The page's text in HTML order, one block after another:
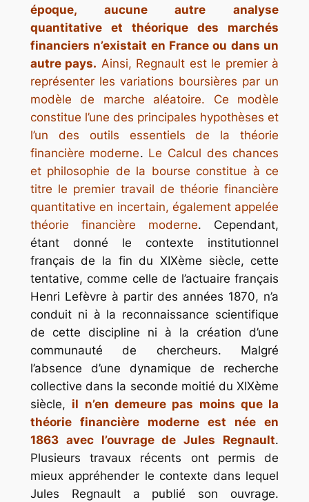
époque, aucune autre analyse
quantitative et théorique des marchés
financiers n’existait en France ou dans un
autre pays. Ainsi, Regnault est le premier à
représenter les variations boursières par un
modèle de marche aléatoire. Ce modèle
constitue l’une des principales hypothèses et
l’un des outils essentiels de la théorie
financière moderne. Le Calcul des chances
et philosophie de la bourse constitue à ce
titre le premier travail de théorie financière
quantitative en incertain, également appelée
théorie financière moderne. Cependant,
étant donné le contexte institutionnel
français de la fin du XIXème siècle, cette
tentative, comme celle de l’actuaire français
Henri Lefèvre à partir des années 1870, n’a
conduit ni à la reconnaissance scientifique
de cette discipline ni à la création d’une
communauté de chercheurs. Malgré
l’absence d’une dynamique de recherche
collective dans la seconde moitié du XIXème
siècle, il n’en demeure pas moins que la
théorie financière moderne est née en
1863 avec l’ouvrage de Jules Regnault.
Plusieurs travaux récents ont permis de
mieux appréhender le contexte dans lequel
Jules Regnault a publié son ouvrage.